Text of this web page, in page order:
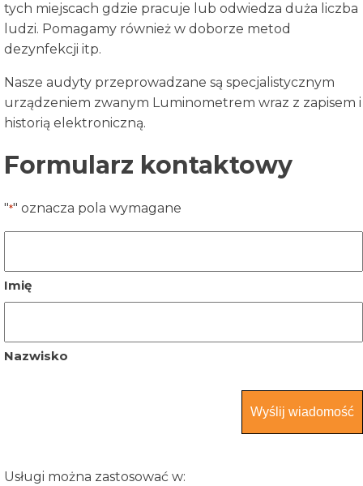
tych miejscach gdzie pracuje lub odwiedza duża liczba
ludzi. Pomagamy również w doborze metod
dezynfekcji itp.
Nasze audyty przeprowadzane są specjalistycznym
urządzeniem zwanym Luminometrem wraz z zapisem i
historią elektroniczną.
Formularz kontaktowy
"*" oznacza pola wymagane
Imię
Nazwisko
Usługi można zastosować w: